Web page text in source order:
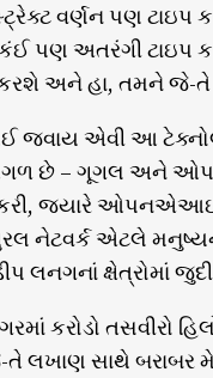
વર્ણન પણ ટાઇપ
કંઈ પણ અતરંગી
અને હા, તમને જે-તે
જવાય એવી આ
છે – ગૂગલ અને
જ્યારે ઓપનએઆઇ
નેટવર્ક એટલે
લનગનાં ક્ષેત્રોમાં
કરોડો તસવીરો
લખાણ સાથે બરાબર